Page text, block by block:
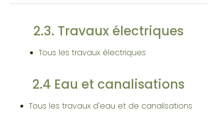
2.3. Travaux électriques
Tous les travaux électriques
2.4 Eau et canalisations
Tous les travaux d'eau et de canalisations